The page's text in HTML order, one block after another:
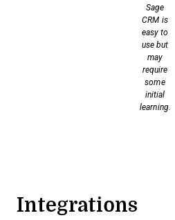
Sage
CRM is
easy to
use but
may
require
some
initial
learning.
Integrations